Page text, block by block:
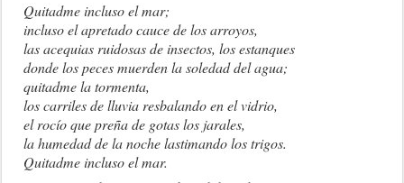
Quitadme incluso el mar;
incluso el apretado cauce de los arroyos,
las acequias ruidosas de insectos, los estanques
donde los peces muerden la soledad del agua;
quitadme la tormenta,
los carriles de lluvia resbalando en el vidrio,
el rocío que preña de gotas los jarales,
la humedad de la noche lastimando los trigos.
Quitadme incluso el mar.